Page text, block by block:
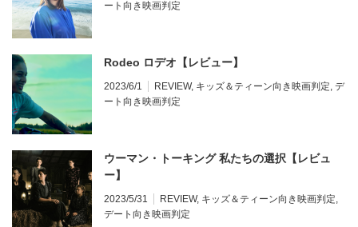
ート向き映画判定
Rodeo ロデオ【レビュー】
2023/6/1 REVIEW, キッズ＆ティーン向き映画判定 デ
ート向き映画判定
ウーマン・トーキング 私たちの選択【レビュ
ー】
2023/5/31 REVIEW, キッズ＆ティーン向き映画判定
デート向き映画判定